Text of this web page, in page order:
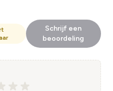
Schrijf een
beoordeling